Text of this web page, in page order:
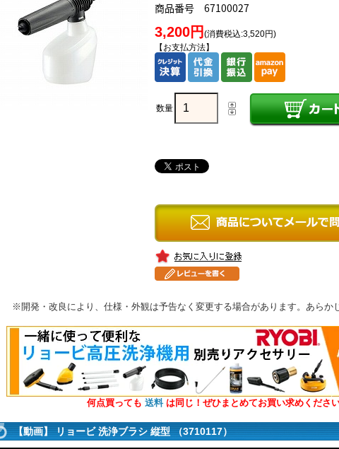
商品番号 67100027
3,200円 (消費税込:3,520円)
【お支払方法】
数量
※開発・改良により、仕様・外観は予告なく変更する場合があります。あらか
何点買っても 送料は同じ！ぜひまとめてお買い求めください
【動画】 リョービ 洗浄ブラシ 縦型 （3710117）